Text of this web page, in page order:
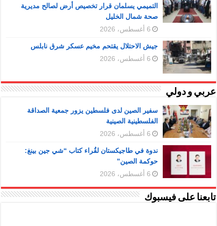
التميمي يسلمان قرار تخصيص أرض لصالح مديرية
صحة شمال الخليل
6 أغسطس، 2026
جيش الاحتلال يقتحم مخيم عسكر شرق نابلس
6 أغسطس، 2026
عربي و دولي
سفير الصين لدى فلسطين يزور جمعية الصداقة
الفلسطينية الصينية
6 أغسطس، 2026
ندوة في طاجيكستان لقُراء كتاب “شي جين بينغ:
حوكمة الصين”
6 أغسطس، 2026
تابعنا على فيسبوك